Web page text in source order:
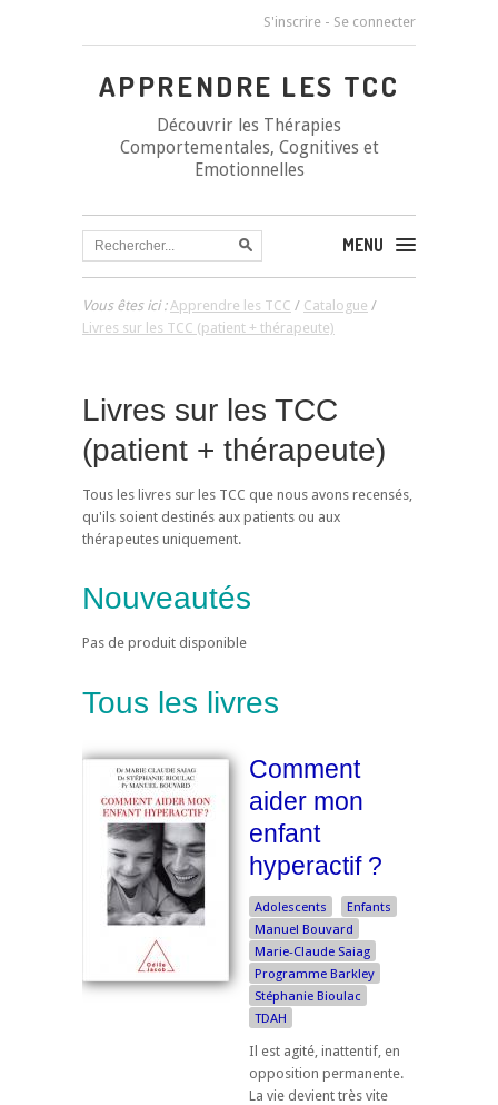
S'inscrire - Se connecter
APPRENDRE LES TCC
Découvrir les Thérapies
Comportementales, Cognitives et
Emotionnelles
MENU
Vous êtes ici :Apprendre les TCC / Catalogue /
Livres sur les TCC (patient + thérapeute)
Livres sur les TCC
(patient + thérapeute)
Tous les livres sur les TCC que nous avons recensés,
qu'ils soient destinés aux patients ou aux
thérapeutes uniquement.
Nouveautés
Pas de produit disponible
Tous les livres
Comment
aider mon
enfant
hyperactif ?
Adolescents
Enfants
Manuel Bouvard
Marie-Claude Saiag
Programme Barkley
Stéphanie Bioulac
TDAH
Il est agité, inattentif, en
opposition permanente.
La vie devient très vite